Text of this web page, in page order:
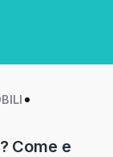
Come e